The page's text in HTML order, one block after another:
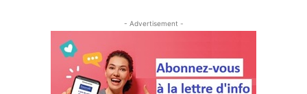
- Advertisement -